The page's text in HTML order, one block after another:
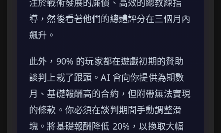
注於戰術發展的廉價、高效的總教練指
導，然後看著他們的總體評分在三個月內
飆升。
此外，90% 的玩家都在遊戲初期的贊助
談判上栽了跟頭。AI 會向你提供為期數
月、基礎報酬高的合約，但附帶無法實現
的條款。你必須在談判期間手動調整滑
塊。將基礎報酬降低 20%，以換取大幅